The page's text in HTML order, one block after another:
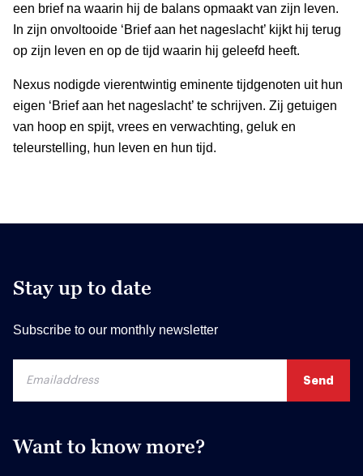
een brief na waarin hij de balans opmaakt van zijn leven.
In zijn onvoltooide ‘Brief aan het nageslacht’ kijkt hij terug
op zijn leven en op de tijd waarin hij geleefd heeft.
Nexus nodigde vierentwintig eminente tijdgenoten uit hun
eigen ‘Brief aan het nageslacht’ te schrijven. Zij getuigen
van hoop en spijt, vrees en verwachting, geluk en
teleurstelling, hun leven en hun tijd.
Stay up to date
Subscribe to our monthly newsletter
Want to know more?